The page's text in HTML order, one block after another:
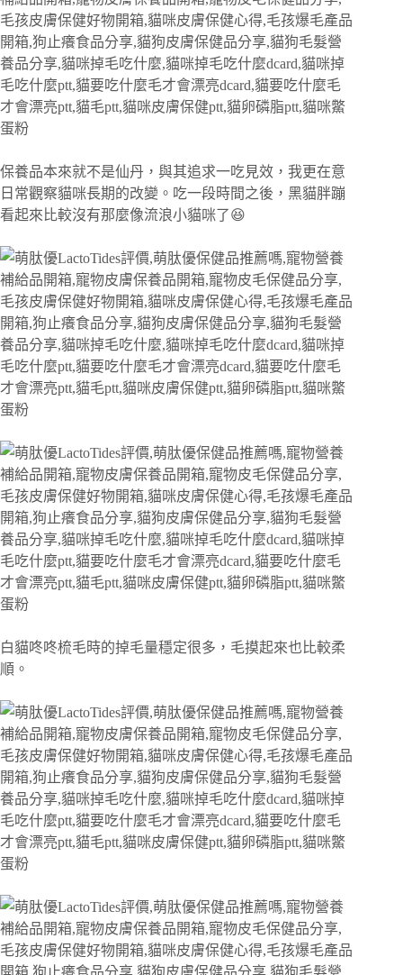
保養品本來就不是仙丹，與其追求一吃見效，我更在意
日常觀察貓咪長期的改變。吃一段時間之後，黑貓胖蹦
看起來比較沒有那麼像流浪小貓咪了😆
白貓咚咚梳毛時的掉毛量穩定很多，毛摸起來也比較柔
順。